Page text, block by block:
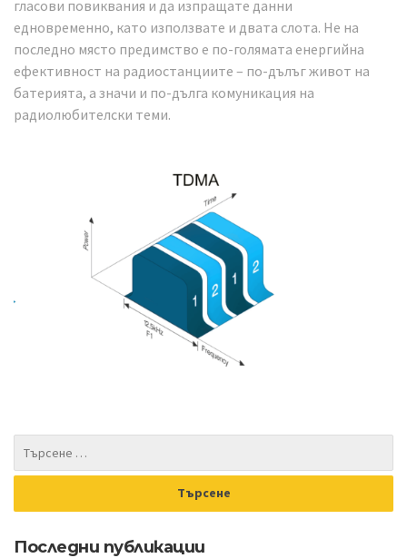
гласови повиквания и да изпращате данни
едновременно, като използвате и двата слота. Не на
последно място предимство е по-голямата енергийна
ефективност на радиостанциите – по-дълъг живот на
батерията, а значи и по-дълга комуникация на
радиолюбителски теми.
Последни публикации